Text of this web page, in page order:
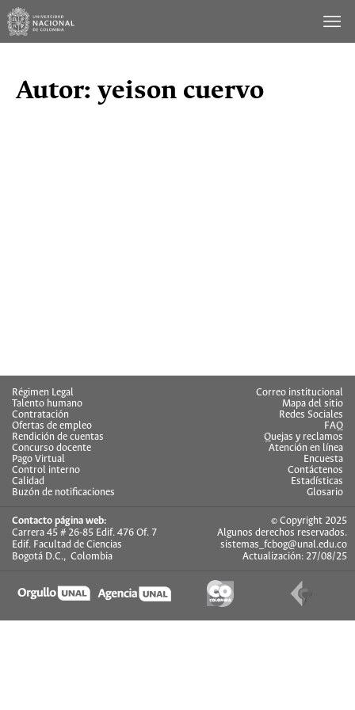
Saltar
contenido
Autor: yeison cuervo
Régimen Legal
Talento humano
Contratación
Ofertas de empleo
Rendición de cuentas
Concurso docente
Pago Virtual
Control interno
Calidad
Buzón de notificaciones
Correo institucional
Mapa del sitio
Redes Sociales
FAQ
Quejas y reclamos
Atención en línea
Encuesta
Contáctenos
Estadísticas
Glosario
Contacto página web:
Carrera 45 # 26-85 Edif. 476 Of. 7
Edif. Facultad de Ciencias
Bogotá D.C., Colombia
© Copyright 2025
Algunos derechos reservados.
sistemas_fcbog@unal.edu.co
Actualización: 27/08/25